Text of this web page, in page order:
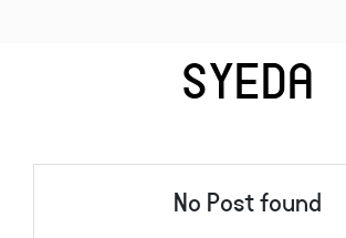
SYEDA
No Post found